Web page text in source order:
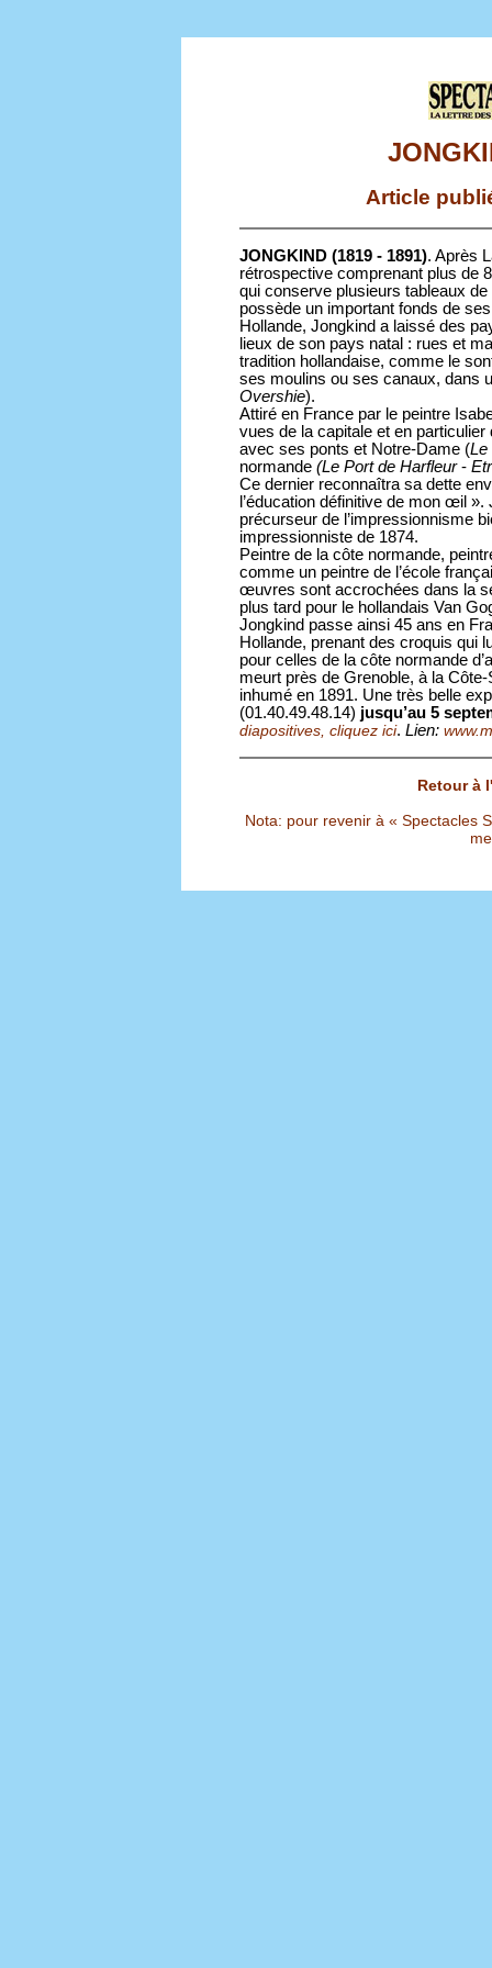
Article
JONGKIND (1819 - 1891). Après
rétrospective comprenant plus de
qui conserve plusieurs tableaux
possède un important fonds de
Hollande, Jongkind a laissé des
lieux de son pays natal : rues et
tradition hollandaise, comme le
ses moulins ou ses canaux, dans
Overshie).
Attiré en France par le peintre
vues de la capitale et en
avec ses ponts et Notre-Dame (Le
normande (Le Port de Harfleur-
Ce dernier reconnaîtra sa dette
l’éducation définitive de mon œil
précurseur de l’impressionnisme
impressionniste de 1874.
Peintre de la côte normande,
comme un peintre de l’école
œuvres sont accrochées dans la
plus tard pour le hollandais Van
Jongkind passe ainsi 45 ans en
Hollande, prenant des croquis qui
pour celles de la côte normande
meurt près de Grenoble, à la
inhumé en 1891. Une très belle
(01.40.49.48.14) jusqu’au 5
diapositives, cliquez ici. Lien:
Retour à
Nota: pour revenir à « Spectacles